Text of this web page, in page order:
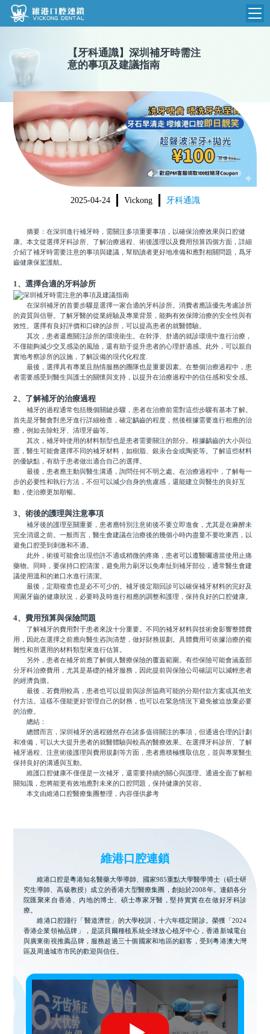
維港首頁
品牌介紹
環境設備
醫院新聞
收費標準
N
收費總表
植牙收費
根管收費
美學收費
箍牙收費
醫生團隊
門診時間
【 牙科通識】 深圳補牙時需注
意的事項及建議指南
2025-04-24 Vickong 牙科通識
摘要：在深圳進行補牙時，需關注多項重要事項，以確保治療效果與口腔健
康。本文從選擇牙科診所、了解治療過程、術後護理以及費用預算四個方面，詳細
介紹了補牙時需要注意的事項與建議，幫助讀者更好地准備和應對相關問題，爲牙
齒健康保駕護航。
1、選擇合適的牙科診所
在深圳補牙的首要步驟是選擇一家合適的牙科診所。消費者應該優先考慮診所
的資質與信譽。了解牙醫的從業經驗及專業背景，能夠有效保障治療的安全性與有
效性。選擇有良好評價和口碑的診所，可以提高患者的就醫體驗。
其次，患者還應關注診所的環境衛生。在幹淨、舒適的就診環境中進行治療，
不僅能夠減少交叉感染的風險，還有助于提升患者的心理舒適感。此外，可以親自
實地考察診所的設施，了解設備的現代化程度.
最後，選擇具有專業且熱情服務的團隊也是重要因素。在整個治療過程中，患
者需要感受到醫生與護士的關懷與支持，以提升在治療過程中的信任感和安全感。
2、了解補牙的治療過程
補牙的過程通常包括幾個關鍵步驟，患者在治療前需對這些步驟有基本了解。
首先是牙醫會對患牙進行詳細檢查，確定齲齒的程度，然後根據需要進行相應的治
療，例如去除蛀牙、清理牙齒等。
其次，補牙時使用的材料類型也是患者需要關注的部分。根據齲齒的大小與位
置，醫生可能會選擇不同的補牙材料，如樹脂、銀汞合金或陶瓷等。了解這些材料
的優缺點，有助于患者做出適合自己的選擇。
最後，患者應主動與醫生溝通，詢問任何不明之處。在治療過程中，了解每一
步的必要性和執行方法，不但可以減少自身的焦慮感，還能建立與醫生的良好互
動，使治療更加順暢。
3、術後的護理與注意事項
補牙後的護理至關重要，患者應特別注意術後不要立即進食，尤其是在麻醉未
完全消退之前。一般而言，醫生會建議在治療後的幾個小時內盡量不要吃東西，以
避免口腔受到刺激和不適。
此外，術後可能會出現些許不適或稍微的疼痛，患者可以遵醫囑適當使用止痛
藥物。同時，要保持口腔清潔，避免用力刷牙以免牽扯到補牙部位，通常醫生會建
議使用溫和的漱口水進行清潔。
最後，定期複查也是必不可少的。補牙後定期回診可以確保補牙材料的完好及
周圍牙齒的健康狀況，必要時及時進行相應的調整和護理，保持良好的口腔健康。
4、費用預算與保險問題
了解補牙的費用對于患者來說十分重要。不同的補牙材料與技術會影響整體費
用，因此在選擇之前應向醫生咨詢清楚，做好財務規劃。具體費用可依據治療的複
雜性和所選用的材料類型來進行估算。
另外，患者在補牙前應了解個人醫療保險的覆蓋範圍。有些保險可能會涵蓋部
分牙科治療費用，尤其是基礎的補牙服務，因此提前與保險公司確認可以減輕患者
的經濟負擔。
最後，若費用較高，患者也可以提前與診所協商可能的分期付款方案或其他支
付方法。這樣不僅能更好管理自己的財務，也可以在緊急情況下避免被迫放棄必要
的治療。
總結：
總體而言，深圳補牙的過程雖然存在諸多值得關注的事項，但通過合理的計劃
和准備，可以大大提升患者的就醫體驗與較高的醫療效果。在選擇牙科診所、了解
補牙過程、注意術後護理與費用規劃等方面，患者應積極獲取信息，並與專業醫生
保持良好的溝通與互動。
維護口腔健康不僅僅是一次補牙，還需要持續的關心與護理。通過全面了解相
關知識，您將能更有效地應對未來的口腔問題，保持健康的笑容。
本文由維港口腔醫療集團整理，內容僅供參考
維港口腔連鎖
維港口腔是粵港知名醫藥大學導師、國家985重點大學醫學博士（碩士研
究生導師、高級教授）成立的香港大型醫療集團，創始於2008年。連鎖各分
院匯聚來自香港、內地的博士、碩士專家牙醫，堅持實實在在做好牙科診
療。
維港口腔踐行「醫道濟世」的大學校訓，十六年穩定開診。榮獲「2024
香港企業領袖品牌」，是諾貝爾種植系統全球放心植牙中心，香港新城電台
與廣東衛視推薦品牌，服務超過三十個國家和地區的顧客，受到粵港澳大灣
區及周邊城市市民的歡迎與信任。